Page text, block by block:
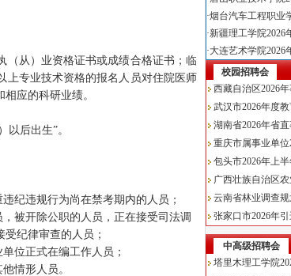
（从）业资格证书或成绩合格证书；临
上专业技术资格的报名人员对住院医师
应的科研业绩。
以后出生”。
纪违规行为尚在禁考期内的人员；
被开除公职的人员，正在接受司法调
纪律审查的人员；
位正式在编工作人员；
情形人员。